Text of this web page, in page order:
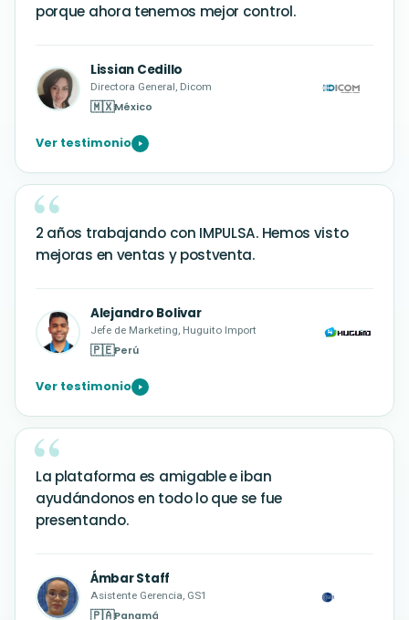
porque ahora tenemos mejor control.
Lissian Cedillo
Directora General, Dicom
🇲🇽México
Ver testimonio
2 años trabajando con IMPULSA. Hemos visto
mejoras en ventas y postventa.
Alejandro Bolivar
Jefe de Marketing, Huguito Import
🇵🇪Perú
Ver testimonio
La plataforma es amigable e iban
ayudándonos en todo lo que se fue
presentando.
Ámbar Staff
Asistente Gerencia, GS1
🇵🇦Panamá